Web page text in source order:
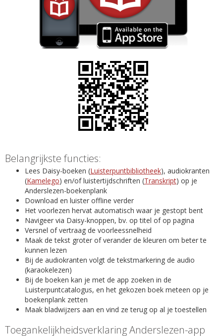
Belangrijkste functies:
Lees Daisy-boeken (Luisterpuntbibliotheek), audiokranten
(Kamelego) en/of luistertijdschriften (Transkript) op je
Anderslezen-boekenplank
Download en luister offline verder
Het voorlezen hervat automatisch waar je gestopt bent
Navigeer via Daisy-knoppen, bv. op titel of op pagina
Versnel of vertraag de voorleessnelheid
Maak de tekst groter of verander de kleuren om beter te
kunnen lezen
Bij de audiokranten volgt de tekstmarkering de audio
(karaokelezen)
Bij de boeken kan je met de app zoeken in de
Luisterpuntcatalogus, en het gekozen boek meteen op je
boekenplank zetten
Maak bladwijzers aan en vind ze terug op al je toestellen
Toegankelijkheidsverklaring Anderslezen-app